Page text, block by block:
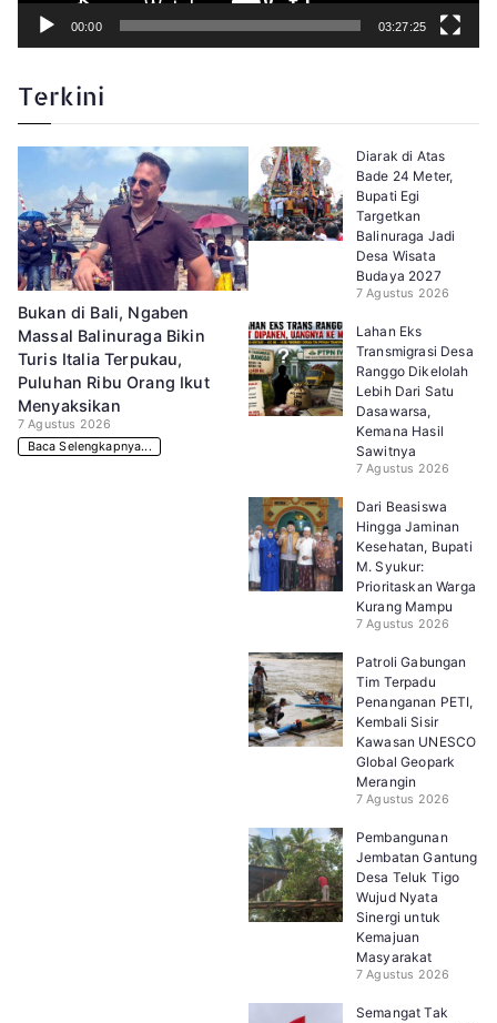
00:00 03:27:25
Terkini
Bukan di Bali, Ngaben
Massal Balinuraga Bikin
Turis Italia Terpukau,
Puluhan Ribu Orang Ikut
Menyaksikan
7 Agustus 2026
Baca Selengkapnya...
Diarak di Atas
Bade 24 Meter,
Bupati Egi
Targetkan
Balinuraga Jadi
Desa Wisata
Budaya 2027
7 Agustus 2026
Lahan Eks
Transmigrasi Desa
Ranggo Dikelolah
Lebih Dari Satu
Dasawarsa,
Kemana Hasil
Sawitnya
7 Agustus 2026
Dari Beasiswa
Hingga Jaminan
Kesehatan, Bupati
M. Syukur:
Prioritaskan Warga
Kurang Mampu
7 Agustus 2026
Patroli Gabungan
Tim Terpadu
Penanganan PETI,
Kembali Sisir
Kawasan UNESCO
Global Geopark
Merangin
7 Agustus 2026
Pembangunan
Jembatan Gantung
Desa Teluk Tigo
Wujud Nyata
Sinergi untuk
Kemajuan
Masyarakat
7 Agustus 2026
Semangat Tak